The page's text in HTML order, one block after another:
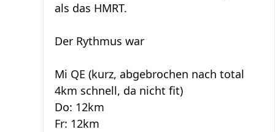
als das HMRT.
Der Rythmus war
Mi QE (kurz, abgebrochen nach total
4km schnell, da nicht fit)
Do: 12km
Fr: 12km